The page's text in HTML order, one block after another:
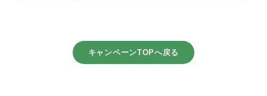
キャンペーンTOPへ戻る